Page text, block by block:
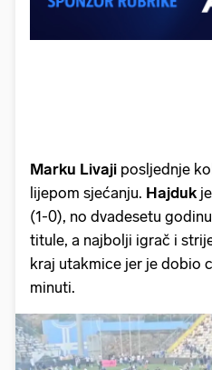
Marku Livaji posljednje
lijepom sjećanju. Hajduk
(1-0), no dvadesetu
titule, a najbolji igrač i
kraj utakmice jer je dobio
minuti.